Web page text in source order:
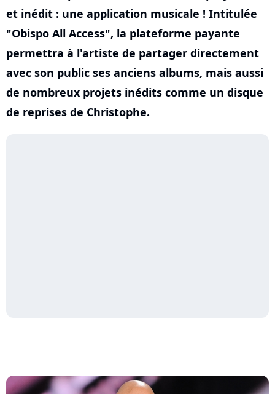
et inédit : une application musicale ! Intitulée
"Obispo All Access", la plateforme payante
permettra à l'artiste de partager directement
avec son public ses anciens albums, mais aussi
de nombreux projets inédits comme un disque
de reprises de Christophe.